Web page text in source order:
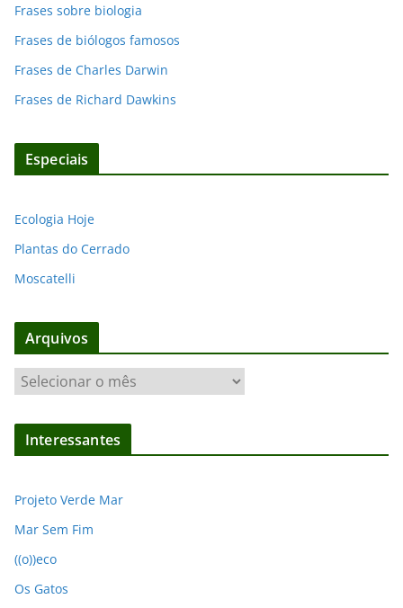
Frases sobre biologia
Frases de biólogos famosos
Frases de Charles Darwin
Frases de Richard Dawkins
Especiais
Ecologia Hoje
Plantas do Cerrado
Moscatelli
Arquivos
r
q
s
Interessantes
Projeto Verde Mar
Mar Sem Fim
((o))eco
Os Gatos